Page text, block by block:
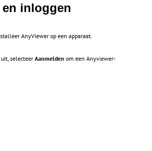
en inloggen
AnyViewer op een apparaat.
selecteerAanmelden om een Anyviewer-